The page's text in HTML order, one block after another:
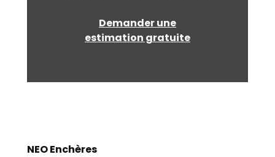
Demander une
estimation gratuite
NEO Enchères